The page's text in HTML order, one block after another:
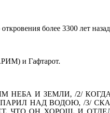
более 3300 лет
и Гафтарот.
НЕБА И ЗЕМЛИ, /2/
НАД ВОДОЮ, /3/
ЧТО ОН ХОРОШ, И